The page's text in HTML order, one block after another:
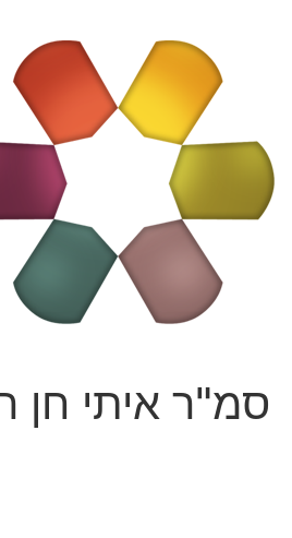
סמ"ר איתי חן